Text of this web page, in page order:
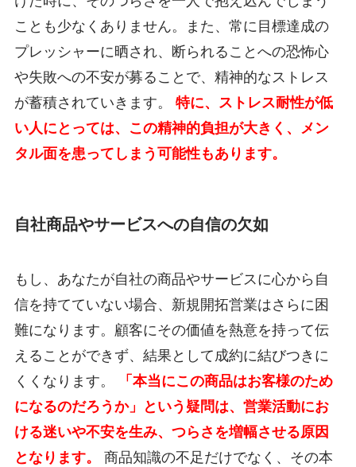
ことも少なくありません。また、常に目標達成の
プレッシャーに晒され、断られることへの恐怖心
や失敗への不安が募ることで、精神的なストレス
が蓄積されていきます。 特に、ストレス耐性が低
い人にとっては、この精神的負担が大きく、メン
タル面を患ってしまう可能性もあります。
自社商品やサービスへの自信の欠如
もし、あなたが自社の商品やサービスに心から自
信を持てていない場合、新規開拓営業はさらに困
難になります。顧客にその価値を熱意を持って伝
えることができず、結果として成約に結びつきに
くくなります。
「本当にこの商品はお客様のため
になるのだろうか」という疑問は、営業活動にお
ける迷いや不安を生み、つらさを増幅させる原因
となります。
商品知識の不足だけでなく、その本